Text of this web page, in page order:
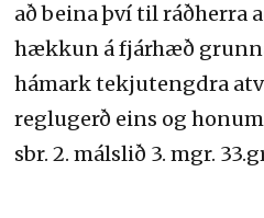
að beina því til ráðherra
hækkun á fjárhæð
hámark tekjutengdra
reglugerð eins og
sbr. 2. málslið 3. mgr.